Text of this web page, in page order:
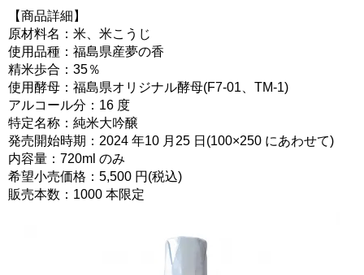
【商品詳細】
原材料名：米、米こうじ
使用品種：福島県産夢の香
精米歩合：35％
使用酵母：福島県オリジナル酵母(F7-01、TM-1)
アルコール分：16 度
特定名称：純米大吟醸
発売開始時期：2024 年10 月25 日(100×250 にあわせて)
内容量：720ml のみ
希望小売価格：5,500 円(税込)
販売本数：1000 本限定